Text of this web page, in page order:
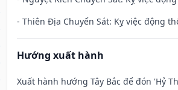
- Thiên Địa Chuyển Sát: Kỵ việc động
Hướng xuất hành
Xuất hành hướng Tây Bắc để đón 'Hỷ